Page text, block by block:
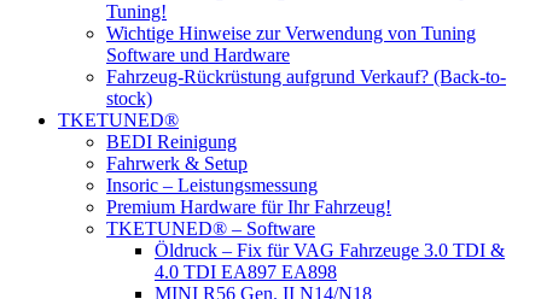
Tuning!
Wichtige Hinweise zur Verwendung von Tuning
Software und Hardware
Fahrzeug-Rückrüstung aufgrund Verkauf? (Back-to-
stock)
TKETUNED®
BEDI Reinigung
Fahrwerk & Setup
Insoric – Leistungsmessung
Premium Hardware für Ihr Fahrzeug!
TKETUNED® – Software
Öldruck – Fix für VAG Fahrzeuge 3.0 TDI &
4.0 TDI EA897 EA898
MINI R56 Gen. II N14/N18